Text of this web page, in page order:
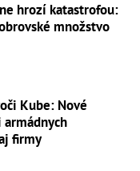
hrozí katastrofou:
množstvo
Kube: Nové
armádnych
firmy